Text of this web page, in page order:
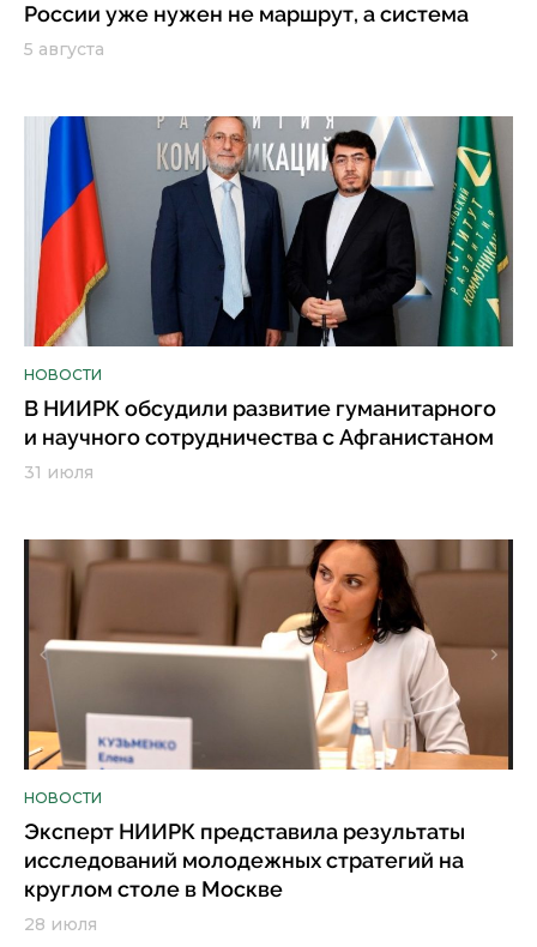
России уже нужен не маршрут, а система
5 августа
НОВОСТИ
В НИИРК обсудили развитие гуманитарного
и научного сотрудничества с Афганистаном
31 июля
НОВОСТИ
Эксперт НИИРК представила результаты
исследований молодежных стратегий на
круглом столе в Москве
28 июля